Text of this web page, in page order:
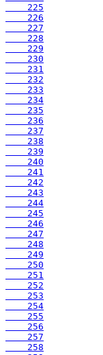
    225
    226
    227
    228
    229
    230
    231
    232
    233
    234
    235
    236
    237
    238
    239
    240
    241
    242
    243
    244
    245
    246
    247
    248
    249
    250
    251
    252
    253
    254
    255
    256
    257
    258